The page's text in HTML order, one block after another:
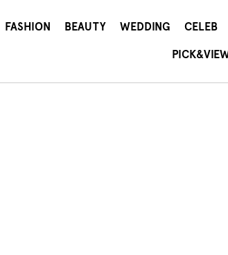
FASHION BEAUTY WEDDING CELEB